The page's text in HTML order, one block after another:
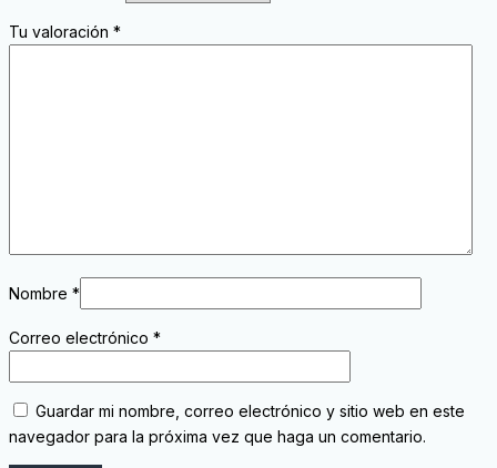
Tu valoración *
Nombre *
Correo electrónico *
Guardar mi nombre, correo electrónico y sitio web en este
navegador para la próxima vez que haga un comentario.